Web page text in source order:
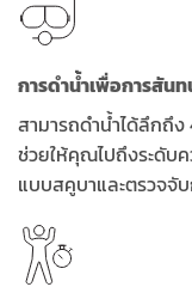
การดำน้ำเพื่อการสันท
สามารถดำน้ำได้ลึกถึ
ช่วยให้คุณไปถึงระดับ
แบบสคูบาและตรวจจั